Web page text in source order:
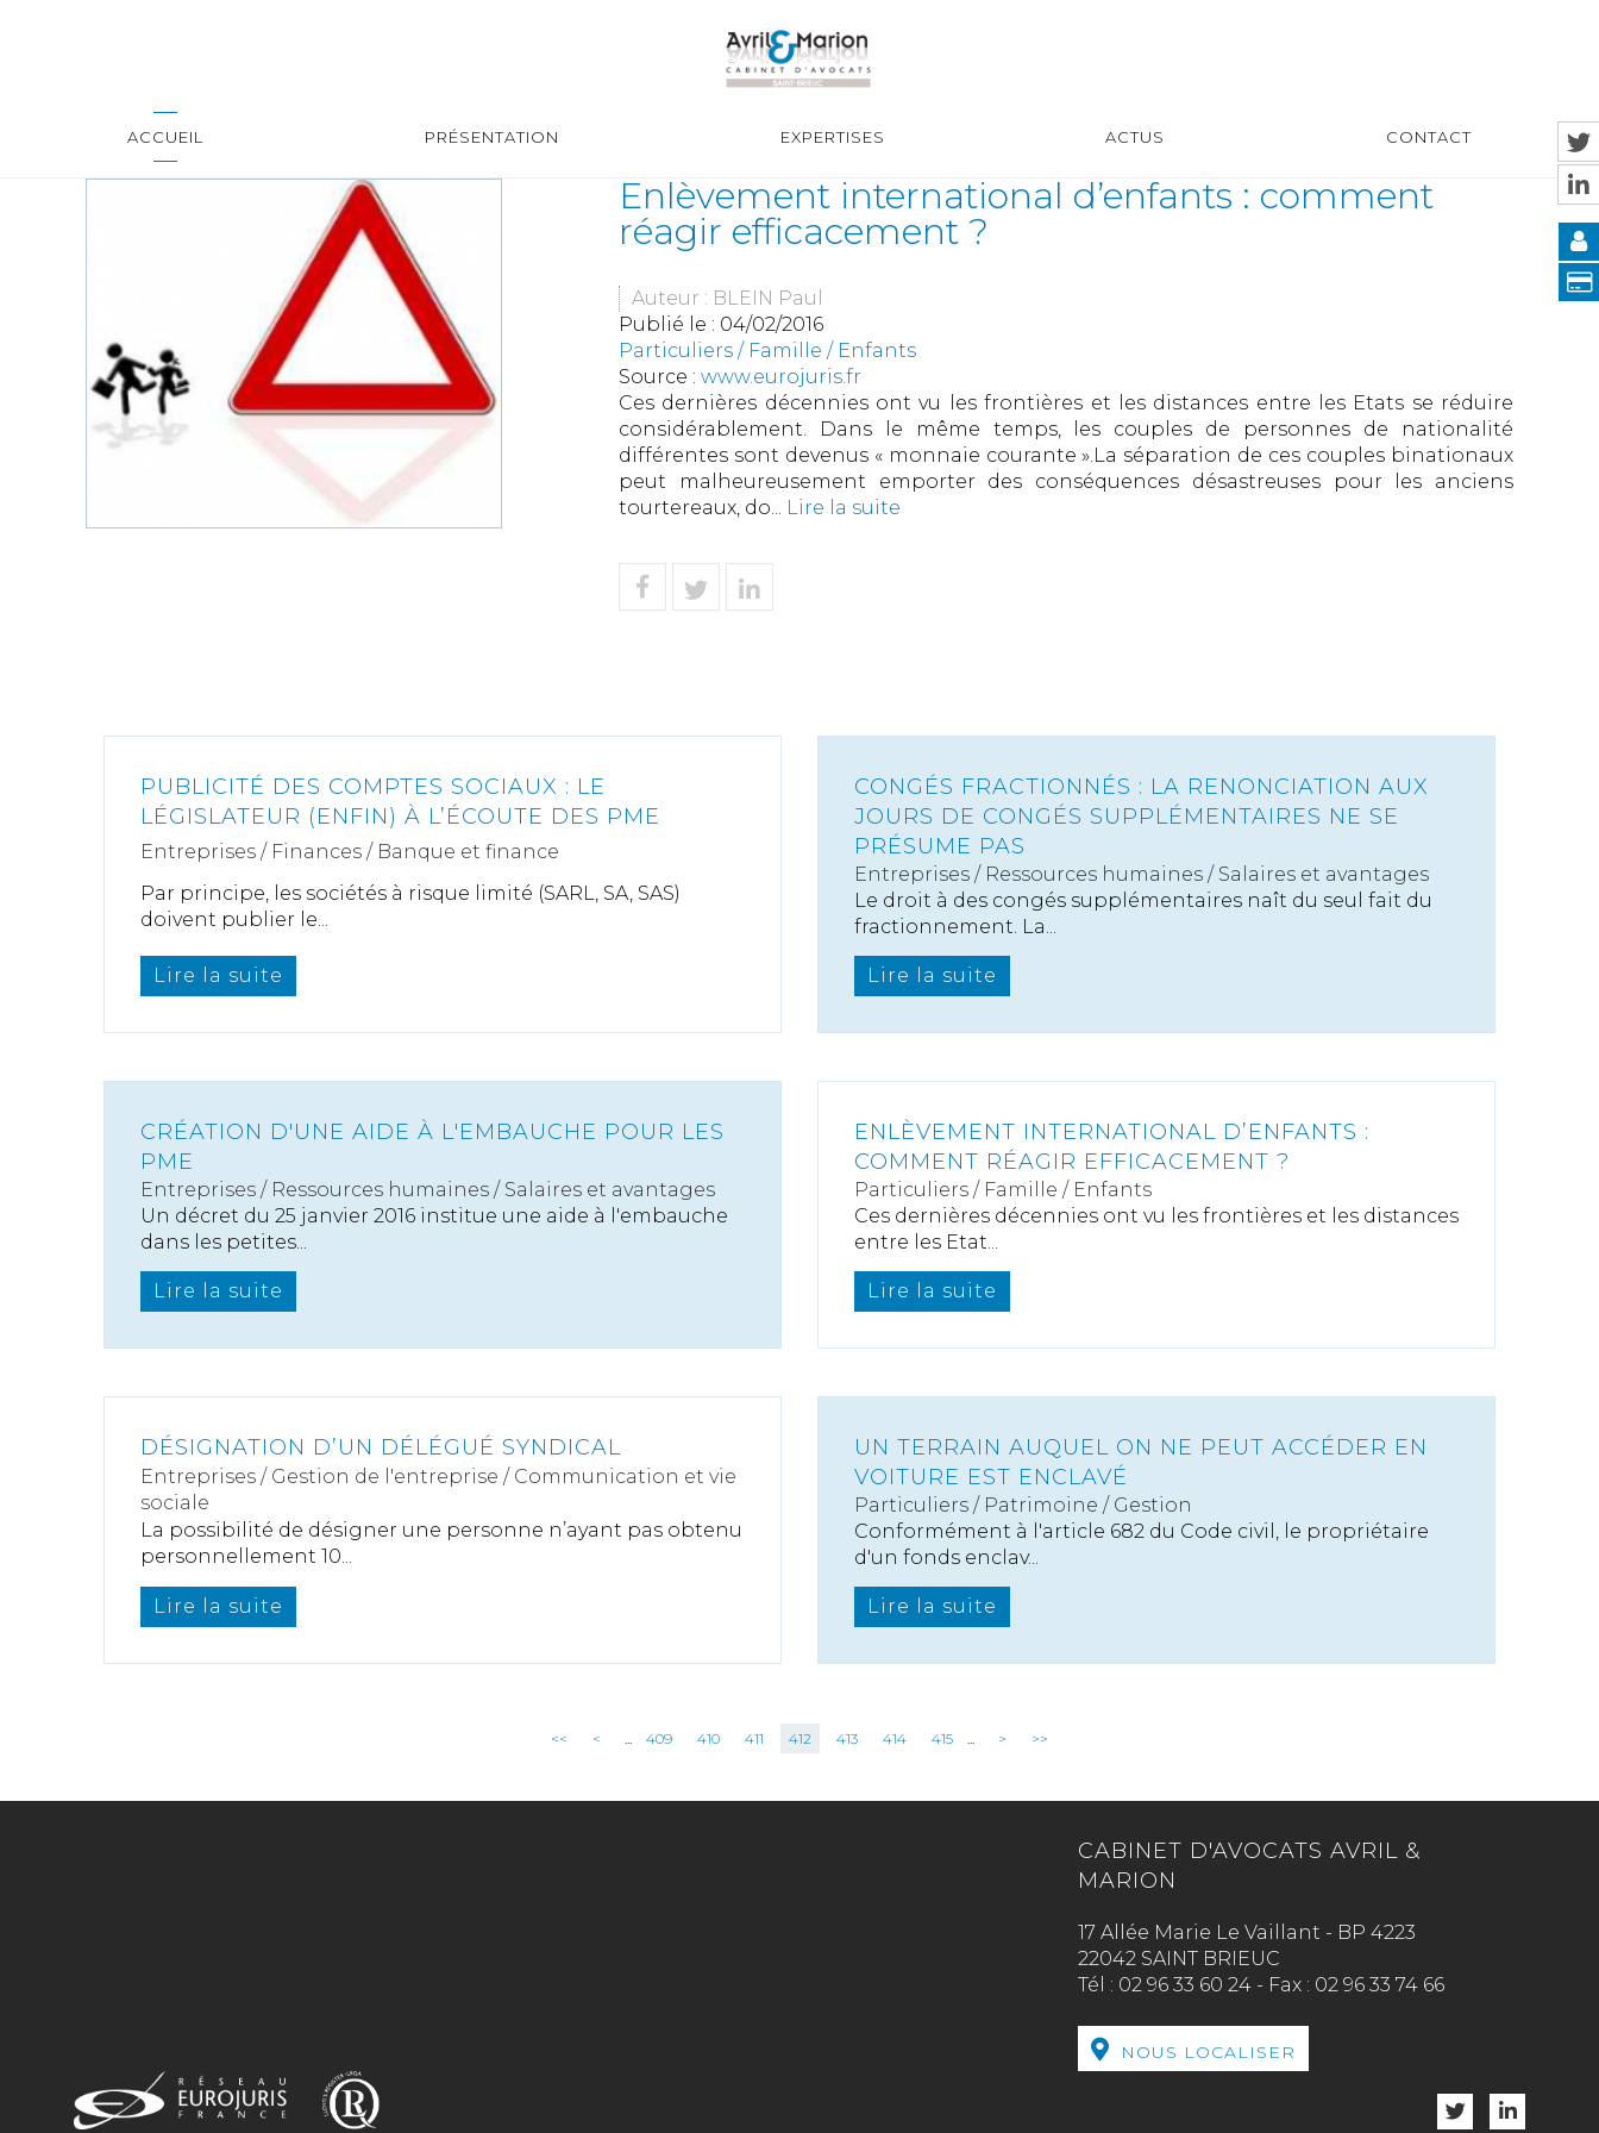
ACCUEIL PRÉSENTATION EXPERTISES ACTUS CONTACT
Enlèvement international d’enfants : comment
réagir efficacement ?
Auteur : BLEIN Paul
Publié le : 04/02/2016
Particuliers / Famille / Enfants
Source : www.eurojuris.fr
Ces dernières décennies ont vu les frontières et les distances entre les Etats se réduire
considérablement. Dans le même temps, les couples de personnes de nationalité
différentes sont devenus « monnaie courante ».La séparation de ces couples binationaux
peut malheureusement emporter des conséquences désastreuses pour les anciens
tourtereaux, do... Lire la suite
PUBLICITÉ DES COMPTES SOCIAUX : LE
LÉGISLATEUR (ENFIN) À L’ÉCOUTE DES PME
Entreprises / Finances / Banque et finance
Par principe, les sociétés à risque limité (SARL, SA, SAS)
doivent publier le...
Lire la suite
CONGÉS FRACTIONNÉS : LA RENONCIATION AUX
JOURS DE CONGÉS SUPPLÉMENTAIRES NE SE
PRÉSUME PAS
Entreprises / Ressources humaines / Salaires et avantages
Le droit à des congés supplémentaires naît du seul fait du
fractionnement. La...
Lire la suite
CRÉATION D'UNE AIDE À L'EMBAUCHE POUR LES
PME
Entreprises / Ressources humaines / Salaires et avantages
Un décret du 25 janvier 2016 institue une aide à l'embauche
dans les petites...
Lire la suite
ENLÈVEMENT INTERNATIONAL D’ENFANTS :
COMMENT RÉAGIR EFFICACEMENT ?
Particuliers / Famille / Enfants
Ces dernières décennies ont vu les frontières et les distances
entre les Etat...
Lire la suite
DÉSIGNATION D’UN DÉLÉGUÉ SYNDICAL
Entreprises / Gestion de l'entreprise / Communication et vie
sociale
La possibilité de désigner une personne n’ayant pas obtenu
personnellement 10...
Lire la suite
UN TERRAIN AUQUEL ON NE PEUT ACCÉDER EN
VOITURE EST ENCLAVÉ
Particuliers / Patrimoine / Gestion
Conformément à l'article 682 du Code civil, le propriétaire
d'un fonds enclav...
Lire la suite
<< < ... 409 410 411 412 413 414 415 ... > >>
CABINET D'AVOCATS AVRIL &
MARION
17 Allée Marie Le Vaillant - BP 4223
22042 SAINT BRIEUC
Tél : 02 96 33 60 24 - Fax : 02 96 33 74 66
NOUS LOCALISER